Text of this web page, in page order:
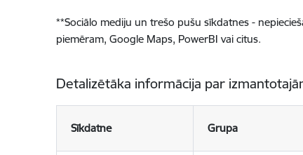
**Sociālo mediju un trešo pušu sīkdatnes -
piemēram, Google Maps, PowerBI vai citus.
Detalizētāka informācija par
Sīkdatne Grupa